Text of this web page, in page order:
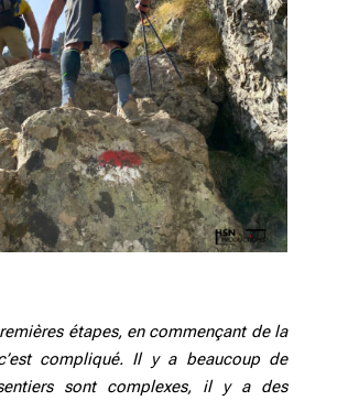
étapes, en commençant de la
compliqué. Il y a beaucoup de
sont complexes, il y a des